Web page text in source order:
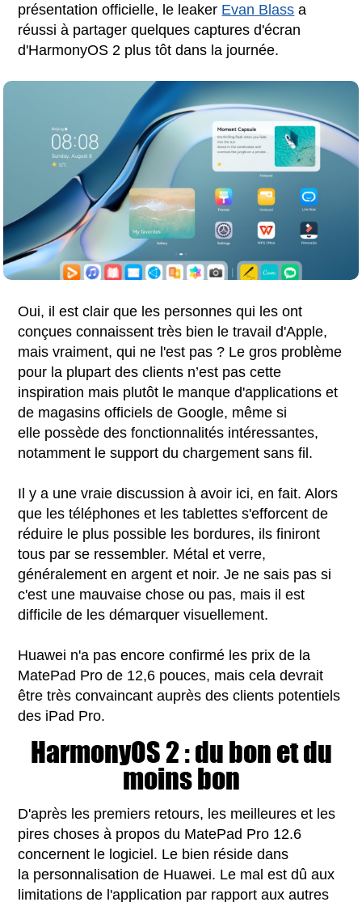
présentation officielle, le leaker Evan Blass a
réussi à partager quelques captures d'écran
d'HarmonyOS 2 plus tôt dans la journée.
Oui, il est clair que les personnes qui les ont
conçues connaissent très bien le travail d'Apple,
mais vraiment, qui ne l'est pas ? Le gros problème
pour la plupart des clients n’est pas cette
inspiration mais plutôt le manque d'applications et
de magasins officiels de Google, même si
elle possède des fonctionnalités intéressantes,
notamment le support du chargement sans fil.
Il y a une vraie discussion à avoir ici, en fait. Alors
que les téléphones et les tablettes s'efforcent de
réduire le plus possible les bordures, ils finiront
tous par se ressembler. Métal et verre,
généralement en argent et noir. Je ne sais pas si
c'est une mauvaise chose ou pas, mais il est
difficile de les démarquer visuellement.
Huawei n'a pas encore confirmé les prix de la
MatePad Pro de 12,6 pouces, mais cela devrait
être très convaincant auprès des clients potentiels
des iPad Pro.
HarmonyOS 2 : du bon et du
moins bon
D'après les premiers retours, les meilleures et les
pires choses à propos du MatePad Pro 12.6
concernent le logiciel. Le bien réside dans
la personnalisation de Huawei. Le mal est dû aux
limitations de l'application par rapport aux autres